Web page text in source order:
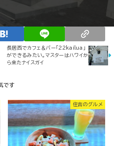
長居西でカフェ＆バー「22kailua」
ができるみたい。マスターはハワイか
ら来たナイスガイ
住吉のグルメ